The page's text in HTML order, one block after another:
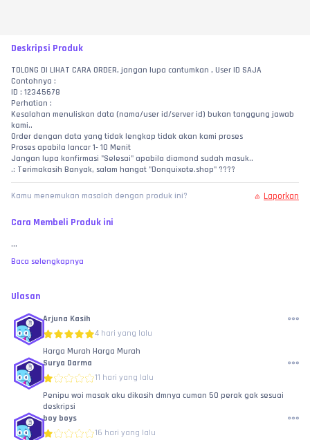
Deskripsi Produk
TOLONG DI LIHAT CARA ORDER, jangan lupa cantumkan , User ID SAJA
Contohnya :
ID : 12345678
Perhatian :
Kesalahan menuliskan data (nama/user id/server id) bukan tanggung jawab
kami..
Order dengan data yang tidak lengkap tidak akan kami proses
Proses apabila lancar 1- 10 Menit
Jangan lupa konfirmasi "Selesai" apabila diamond sudah masuk..
.: Terimakasih Banyak, salam hangat "Donquixote.shop" ????
Kamu menemukan masalah dengan produk ini? Laporkan
Cara Membeli Produk ini
...
Baca selengkapnya
Ulasan
Arjuna Kasih
4 hari yang lalu
Harga Murah Harga Murah
Surya Darma
11 hari yang lalu
Penipu woi masak aku dikasih dmnya cuman 50 perak gak sesuai
deskripsi
boy boys
16 hari yang lalu